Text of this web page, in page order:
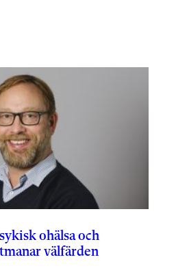
ohälsa och
välfärden